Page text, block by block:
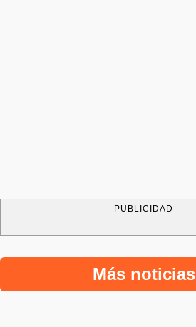
PUBLICIDAD
Más noticias